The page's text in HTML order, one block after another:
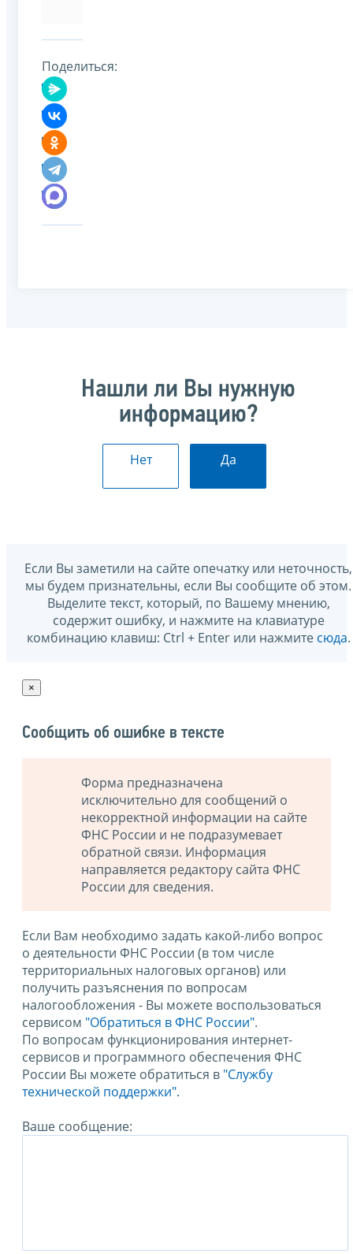
Поделиться:
Нашли ли Вы нужную
информацию?
Нет Да
Если Вы заметили на сайте опечатку или неточность,
мы будем признательны, если Вы сообщите об этом.
Выделите текст, который, по Вашему мнению,
содержит ошибку, и нажмите на клавиатуре
комбинацию клавиш: Ctrl + Enter или нажмите сюда.
×
Сообщить об ошибке в тексте
Форма предназначена
исключительно для сообщений о
некорректной информации на сайте
ФНС России и не подразумевает
обратной связи. Информация
направляется редактору сайта ФНС
России для сведения.
Если Вам необходимо задать какой-либо вопрос
о деятельности ФНС России (в том числе
территориальных налоговых органов) или
получить разъяснения по вопросам
налогообложения - Вы можете воспользоваться
сервисом "Обратиться в ФНС России".
По вопросам функционирования интернет-
сервисов и программного обеспечения ФНС
России Вы можете обратиться в "Службу
технической поддержки".
Ваше сообщение: